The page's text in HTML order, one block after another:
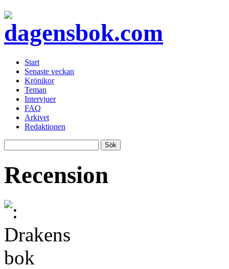
Start
Senaste veckan
Krönikor
Teman
Intervjuer
FAQ
Arkivet
Redaktionen
Recension